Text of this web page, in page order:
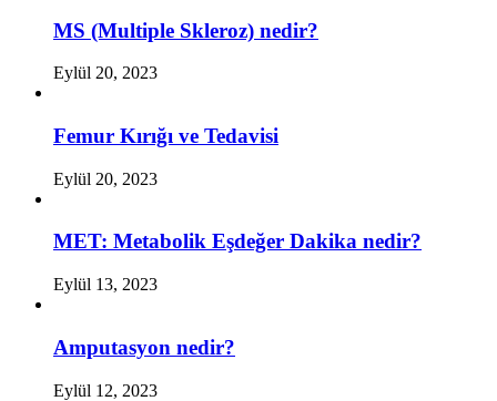
MS (Multiple Skleroz) nedir?
Eylül 20, 2023
Femur Kırığı ve Tedavisi
Eylül 20, 2023
MET: Metabolik Eşdeğer Dakika nedir?
Eylül 13, 2023
Amputasyon nedir?
Eylül 12, 2023